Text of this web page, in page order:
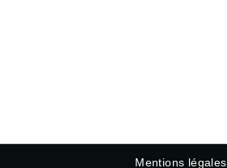
Mentions légales